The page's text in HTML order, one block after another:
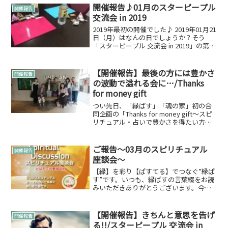
開催報告
開催報告♪01月のスターピープル
交流会 in 2019
2019年最初の開催でした♪ 2019年01月21
日（月）はなんの日でしょうか？そう
「スターピープル 交流会 in 2019」の第6
ちょうどぴったりな会場で良かったで...
開催報告
【開催報告】最後の方には豊かさ
の波動で溢れる会に…/Thanks
for money gift
つい先日、「縁ぱす」「魂の家」初の合
同企画の「Thanks for money gift～スピ
リチュアル・占いで豊かさを得たい方へ
スピリチュアル・...
開催報告
ご報告～03月のスピリチュアル
座談会～
【縁】を彩り【ぱすてる】でつなぐ”縁ぱ
す”です。いつも、縁ぱすの言葉綴をお読
みいただきありがとうございます。今回
座談会については以下からご確認くださ
い(*´ω｀*...
開催報告
【開催報告】きちんと意思を告げ
る!!/スターピープル 交流会 in